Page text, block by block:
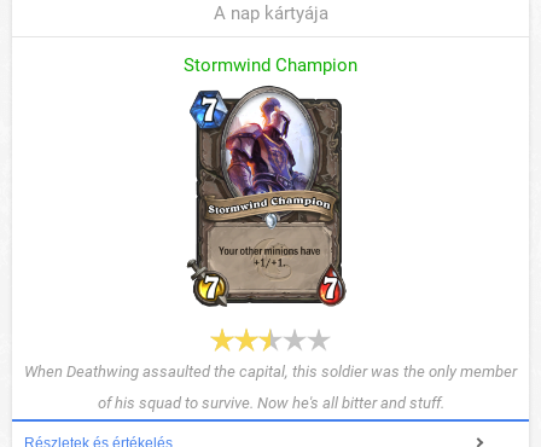
A nap kártyája
Stormwind Champion
When Deathwing assaulted the capital, this soldier was the only member
of his squad to survive. Now he's all bitter and stuff.
Részletek és értékelés